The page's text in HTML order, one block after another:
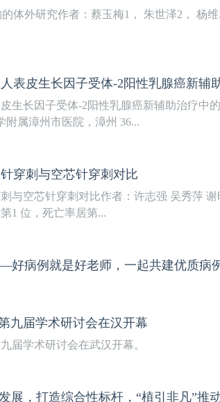
体外研究作者：蔡玉梅1， 朱世泽2， 杨
表皮生长因子受体-2阳性乳腺癌新辅
生长因子受体-2阳性乳腺癌新辅助治疗中
属漳州市医院，漳州 36...
穿刺与空芯针穿刺对比
与空芯针穿刺对比作者：许志强 吴秀萍 谢
1 位，死亡率居第...
好病例就是好老师，一起共建优质病
九届学术研讨会在汉开幕
届学术研讨会在武汉开幕。